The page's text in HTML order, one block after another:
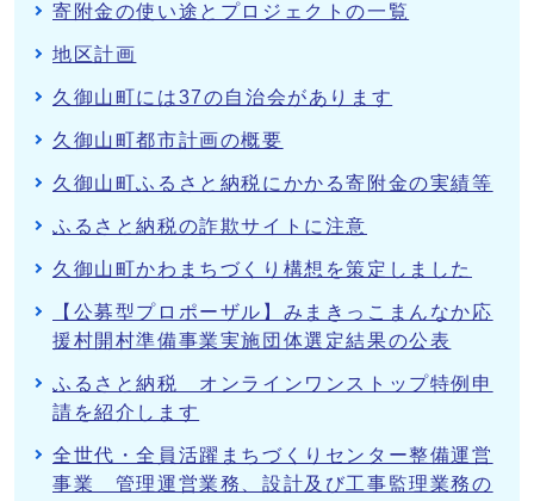
寄附金の使い途とプロジェクトの一覧
地区計画
久御山町には37の自治会があります
久御山町都市計画の概要
久御山町ふるさと納税にかかる寄附金の実績等
ふるさと納税の詐欺サイトに注意
久御山町かわまちづくり構想を策定しました
【公募型プロポーザル】みまきっこまんなか応
援村開村準備事業実施団体選定結果の公表
ふるさと納税 オンラインワンストップ特例申
請を紹介します
全世代・全員活躍まちづくりセンター整備運営
事業 管理運営業務、設計及び工事監理業務の